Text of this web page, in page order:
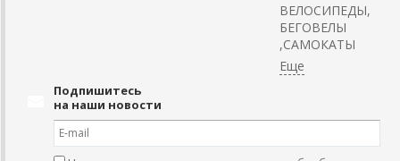
ВЕЛОСИПЕДЫ,
БЕГОВЕЛЫ
,САМОКАТЫ
Подпишитесь
на наши новости